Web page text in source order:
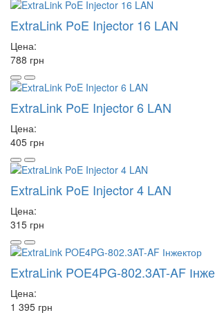
ExtraLink PoE Injector 16 LAN
Цена:
788 грн
ExtraLink PoE Injector 6 LAN
Цена:
405 грн
ExtraLink PoE Injector 4 LAN
Цена:
315 грн
ExtraLink POE4PG-802.3AT-AF
Цена:
1 395 грн